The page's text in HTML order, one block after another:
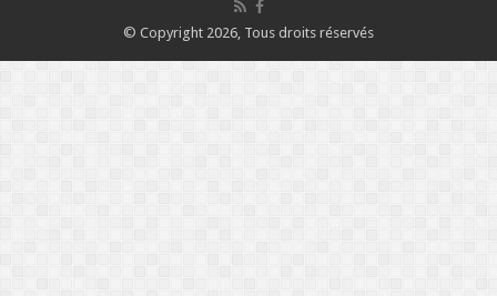
© Copyright 2026, Tous droits réservés